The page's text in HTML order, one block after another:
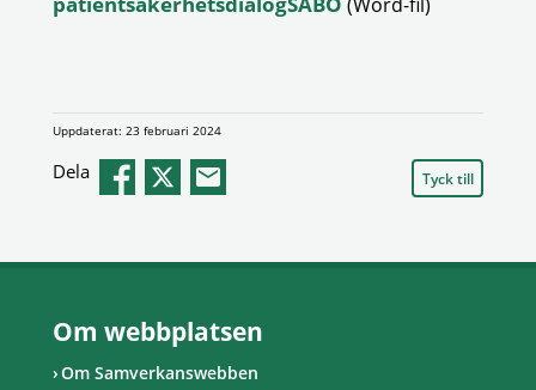
Uppdaterat: 23 februari 2024
Dela Tyck till
Om webbplatsen
Om Samverkanswebben